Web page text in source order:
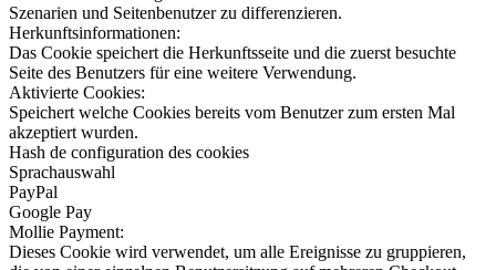
Szenarien und Seitenbenutzer zu differenzieren.
Herkunftsinformationen:
Das Cookie speichert die Herkunftsseite und die zuerst besuchte
Seite des Benutzers für eine weitere Verwendung.
Aktivierte Cookies:
Speichert welche Cookies bereits vom Benutzer zum ersten Mal
akzeptiert wurden.
Hash de configuration des cookies
Sprachauswahl
PayPal
Google Pay
Mollie Payment:
Dieses Cookie wird verwendet, um alle Ereignisse zu gruppieren,